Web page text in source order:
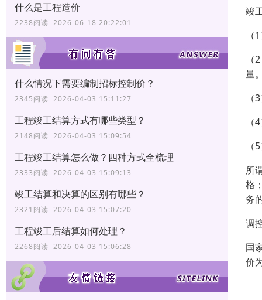
什么是工程造价
2238阅读 2026-06-18 20:22:01
什么情况下需要编制招标控制价？
2345阅读 2026-04-03 15:11:27
工程竣工结算方式有哪些类型？
2148阅读 2026-04-03 15:09:54
工程竣工结算怎么做？四种方式全梳理
2333阅读 2026-04-03 15:09:13
竣工结算和决算的区别有哪些？
2321阅读 2026-04-03 15:07:20
工程竣工后结算如何处理？
2268阅读 2026-04-03 15:06:28
竣
量
所
格
务
调
国
价